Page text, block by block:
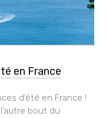
en France
d’été en France !
bout du